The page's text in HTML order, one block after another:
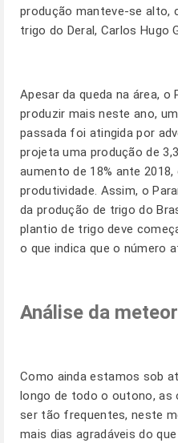
produção manteve-se alto,
trigo do Deral, Carlos Hugo
Apesar da queda na área, o
produzir mais neste ano,
passada foi atingida por
projeta uma produção de
aumento de 18% ante
produtividade. Assim, o
da produção de trigo do
plantio de trigo deve
o que indica que o número
Análise da
Como ainda estamos sob
longo de todo o outono, as
ser tão frequentes, neste
mais dias agradáveis do